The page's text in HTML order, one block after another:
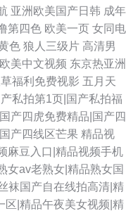
亚洲欧美国产日韩 成年
第四色 欧美一页 女同电
色 狼人三级片 高清男
美中文视频 东京热亚洲
福利免费视影 五月天
私拍第1页|国产私拍福
产四虎免费精品|国产四
产四线区芒果 精品视
麻豆入口|精品视频手机
女av老熟女|精品熟女国
袜国产自在线拍高清|精
区|精品午夜美女视频|精